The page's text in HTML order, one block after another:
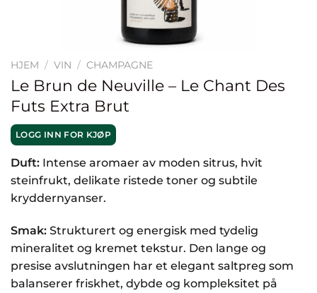
HJEM / VIN / CHAMPAGNE
Le Brun de Neuville – Le Chant Des
Futs Extra Brut
LOGG INN FOR KJØP
Duft: Intense aromaer av moden sitrus, hvit
steinfrukt, delikate ristede toner og subtile
kryddernyanser.
Smak: Strukturert og energisk med tydelig
mineralitet og kremet tekstur. Den lange og
presise avslutningen har et elegant saltpreg som
balanserer friskhet, dybde og kompleksitet på